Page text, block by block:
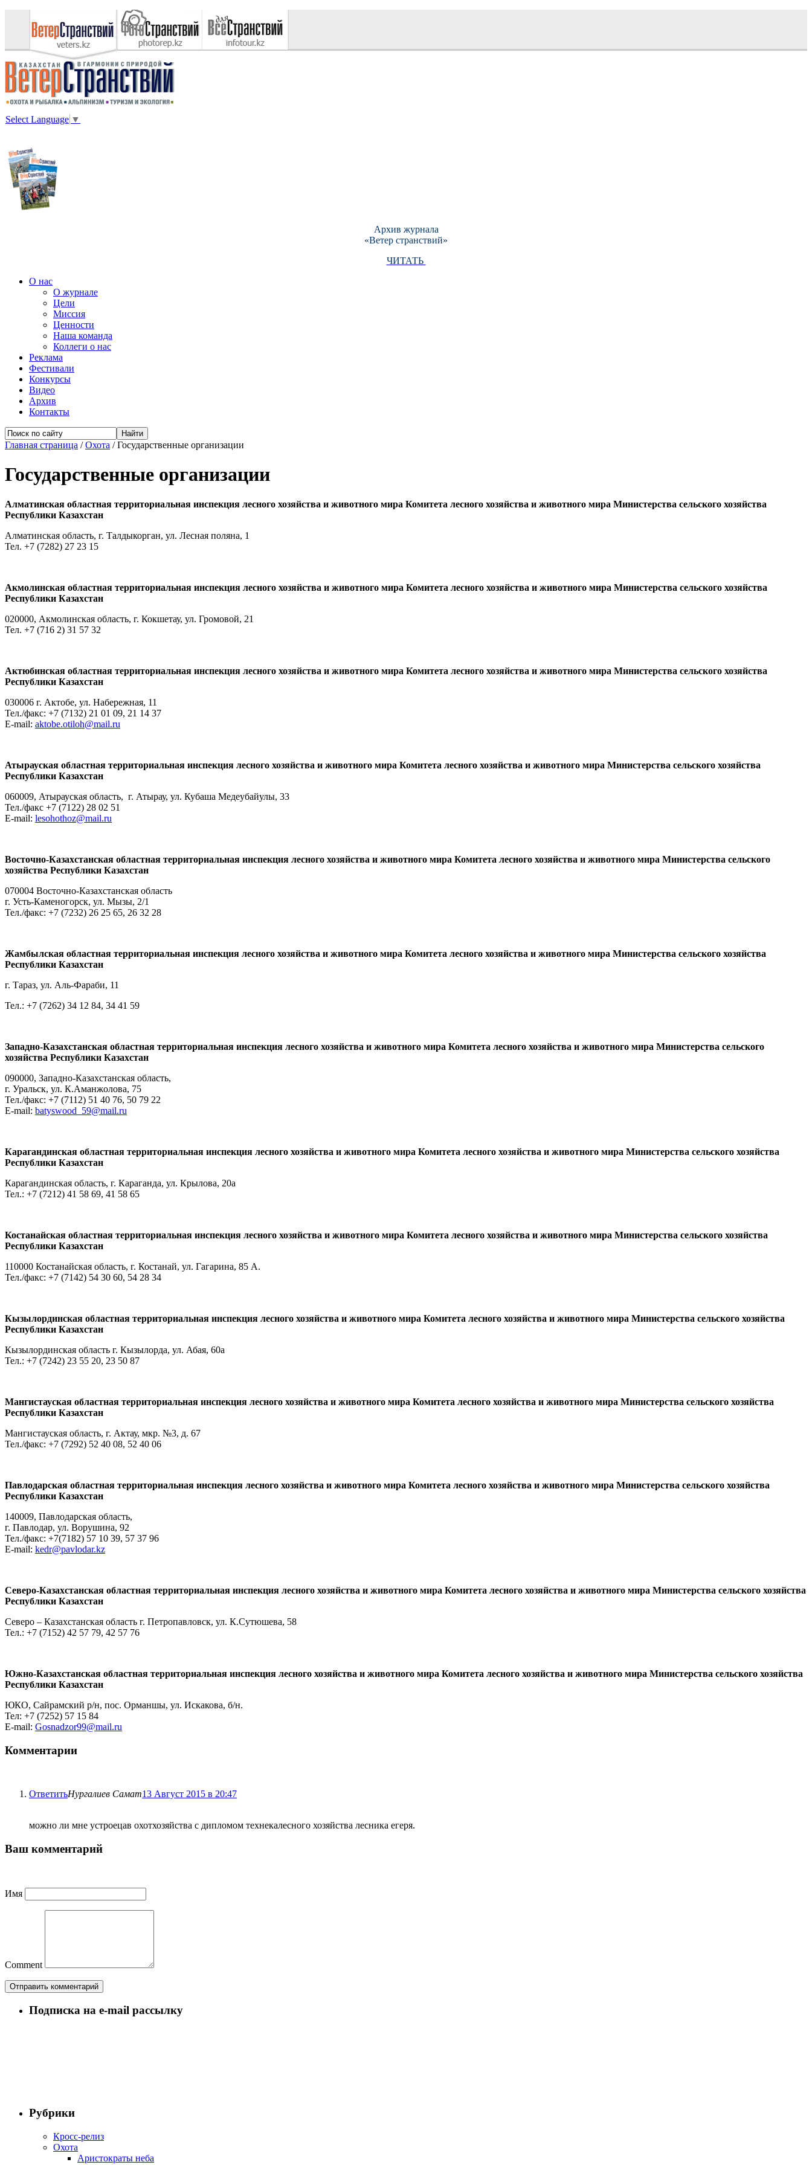
Select Language ▼
Архив журнала
«Ветер странствий»
ЧИТАТЬ
О нас
О журнале
Цели
Миссия
Ценности
Наша команда
Коллеги о нас
Реклама
Фестивали
Конкурсы
Видео
Архив
Контакты
Главная страница /Охота /Государственные организации
Государственные организации
Алматинская областная территориальная инспекция лесного хозяйства и животного мира Комитета лесного хозяйства и животного мира Министерства сельского хозяйства
Республики Казахстан
Алматинская область, г. Талдыкорган, ул. Лесная поляна, 1
Тел. +7 (7282) 27 23 15
Акмолинская областная территориальная инспекция лесного хозяйства и животного мира Комитета лесного хозяйства и животного мира Министерства сельского хозяйства
Республики Казахстан
020000, Акмолинская область, г. Кокшетау, ул. Громовой, 21
Тел. +7 (716 2) 31 57 32
Актюбинская областная территориальная инспекция лесного хозяйства и животного мира Комитета лесного хозяйства и животного мира Министерства сельского хозяйства
Республики Казахстан
030006 г. Актобе, ул. Набережная, 11
Тел./факс: +7 (7132) 21 01 09, 21 14 37
E-mail: aktobe.otiloh@mail.ru
Атырауская областная территориальная инспекция лесного хозяйства и животного мира Комитета лесного хозяйства и животного мира Министерства сельского хозяйства
Республики Казахстан
060009, Атырауская область, г. Атырау, ул. Кубаша Медеубайулы, 33
Тел./факс +7 (7122) 28 02 51
E-mail: lesohothoz@mail.ru
Восточно-Казахстанская областная территориальная инспекция лесного хозяйства и животного мира Комитета лесного хозяйства и животного мира Министерства сельского
хозяйства Республики Казахстан
070004 Восточно-Казахстанская область
г. Усть-Каменогорск, ул. Мызы, 2/1
Тел./факс: +7 (7232) 26 25 65, 26 32 28
Жамбылская областная территориальная инспекция лесного хозяйства и животного мира Комитета лесного хозяйства и животного мира Министерства сельского хозяйства
Республики Казахстан
г. Тараз, ул. Аль-Фараби, 11
Тел.: +7 (7262) 34 12 84, 34 41 59
Западно-Казахстанская областная территориальная инспекция лесного хозяйства и животного мира Комитета лесного хозяйства и животного мира Министерства сельского
хозяйства Республики Казахстан
090000, Западно-Казахстанская область,
г. Уральск, ул. К.Аманжолова, 75
Тел./факс: +7 (7112) 51 40 76, 50 79 22
E-mail: batyswood_59@mail.ru
Карагандинская областная территориальная инспекция лесного хозяйства и животного мира Комитета лесного хозяйства и животного мира Министерства сельского хозяйства
Республики Казахстан
Карагандинская область, г. Караганда, ул. Крылова, 20а
Тел.: +7 (7212) 41 58 69, 41 58 65
Костанайская областная территориальная инспекция лесного хозяйства и животного мира Комитета лесного хозяйства и животного мира Министерства сельского хозяйства
Республики Казахстан
110000 Костанайская область, г. Костанай, ул. Гагарина, 85 А.
Тел./факс: +7 (7142) 54 30 60, 54 28 34
Кызылординская областная территориальная инспекция лесного хозяйства и животного мира Комитета лесного хозяйства и животного мира Министерства сельского хозяйства
Республики Казахстан
Кызылординская область г. Кызылорда, ул. Абая, 60а
Тел.: +7 (7242) 23 55 20, 23 50 87
Мангистауская областная территориальная инспекция лесного хозяйства и животного мира Комитета лесного хозяйства и животного мира Министерства сельского хозяйства
Республики Казахстан
Мангистауская область, г. Актау, мкр. №3, д. 67
Тел./факс: +7 (7292) 52 40 08, 52 40 06
Павлодарская областная территориальная инспекция лесного хозяйства и животного мира Комитета лесного хозяйства и животного мира Министерства сельского хозяйства
Республики Казахстан
140009, Павлодарская область,
г. Павлодар, ул. Ворушина, 92
Тел./факс: +7(7182) 57 10 39, 57 37 96
E-mail: kedr@pavlodar.kz
Северо-Казахстанская областная территориальная инспекция лесного хозяйства и животного мира Комитета лесного хозяйства и животного мира Министерства сельского хозяйства
Республики Казахстан
Северо – Казахстанская область г. Петропавловск, ул. К.Сутюшева, 58
Тел.: +7 (7152) 42 57 79, 42 57 76
Южно-Казахстанская областная территориальная инспекция лесного хозяйства и животного мира Комитета лесного хозяйства и животного мира Министерства сельского хозяйства
Республики Казахстан
ЮКО, Сайрамский р/н, пос. Орманшы, ул. Искакова, б/н.
Тел: +7 (7252) 57 15 84
E-mail: Gosnadzor99@mail.ru
Комментарии
ОтветитьНургалиев Самат13 Август 2015 в 20:47
можно ли мне устроецав охотхозяйства с дипломом технекалесного хозяйства лесника егеря.
Ваш комментарий
Имя
Comment
Подписка на e-mail рассылку
Рубрики
Кросс-релиз
Охота
Аристократы неба